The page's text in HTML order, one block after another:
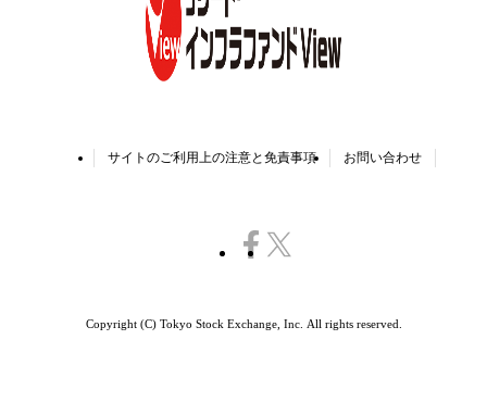
サイトのご利用上の注意と免責事項 お問い合わせ
Copyright (C) Tokyo Stock Exchange, Inc. All rights reserved.